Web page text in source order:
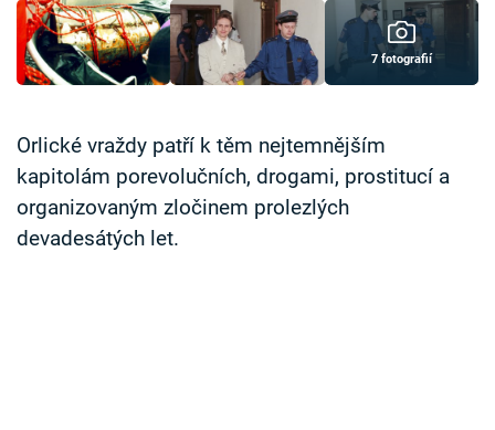
Přihlášení
Sledujte nás
7 fotografií
Orlické vraždy patří k těm nejtemnějším
kapitolám porevolučních, drogami, prostitucí a
organizovaným zločinem prolezlých
devadesátých let.